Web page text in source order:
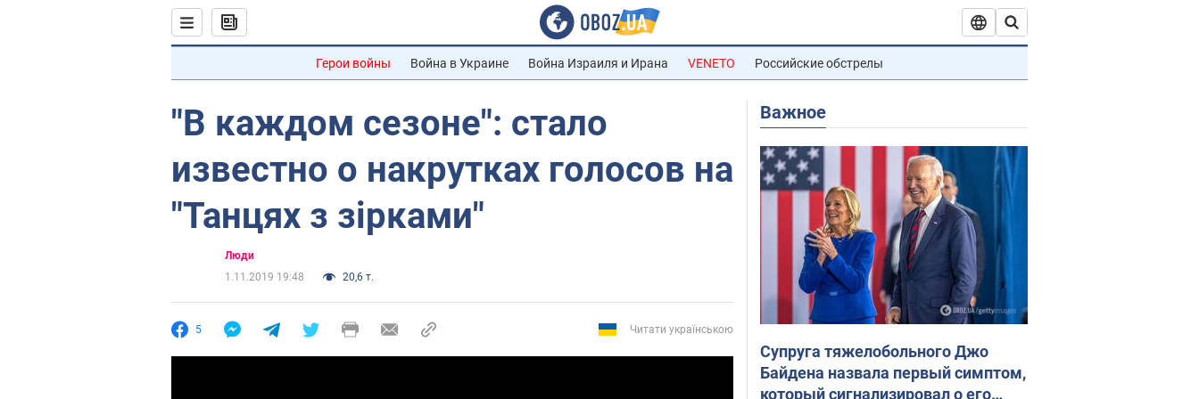
Герои войны Война в Украине Война Израиля и Ирана VENETO Российские обстрелы
"В каждом сезоне": стало
известно о накрутках голосов на
"Танцях з зірками"
Люди
1.11.2019 19:48
20,6 т.
5 Читати українською
Важное
Супруга тяжелобольного Джо
Байдена назвала первый симптом,
который сигнализировал о его